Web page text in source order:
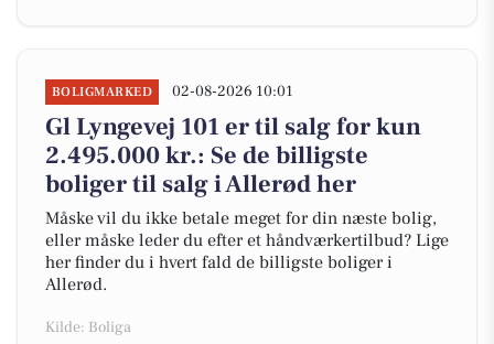
BOLIGMARKED 02-08-2026 10:01
Gl Lyngevej 101 er til salg for kun
2.495.000 kr.: Se de billigste
boliger til salg i Allerød her
Måske vil du ikke betale meget for din næste bolig,
eller måske leder du efter et håndværkertilbud? Lige
her finder du i hvert fald de billigste boliger i
Allerød.
Kilde: Boliga